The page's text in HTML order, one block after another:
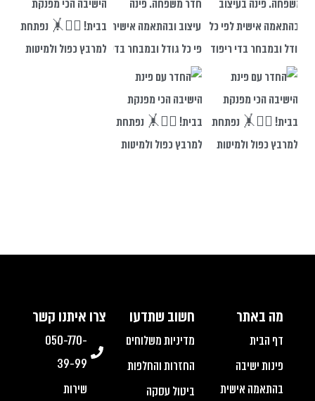
מה באתר
דף הבית
פינות ישיבה
בהתאמה אישית
חשוב שתדעו
מדיניות משלוחים
החזרות והחלפות
ביטול עסקה
צרו איתנו קשר
050-770-
39-99
שירות